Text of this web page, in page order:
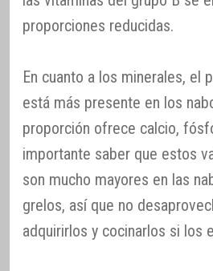
proporciones reducidas.
En cuanto a los minerales, el
está más presente en los
proporción ofrece calcio,
importante saber que estos
son mucho mayores en las
grelos, así que no
adquirirlos y cocinarlos si los